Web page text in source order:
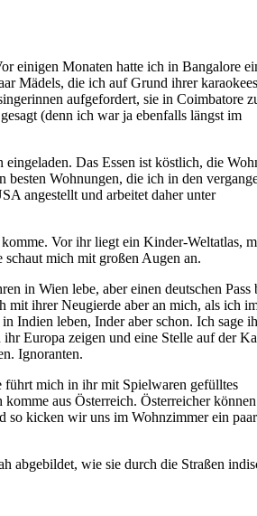
einigen Monaten hatte ich in Bangalore
Mädels, die ich auf Grund ihrer
aufgefordert, sie in Coimbatore
(denn ich war ja ebenfalls längst im
Das Essen ist köstlich, die
Wohnungen, die ich in den
angestellt und arbeitet daher unter
Vor ihr liegt ein Kinder-Weltatlas,
mich mit großen Augen an.
in Wien lebe, aber einen deutschen Pass
mit ihrer Neugierde aber an mich, als ich
Indien leben, Inder aber schon. Ich sage
Europa zeigen und eine Stelle auf der
Ignoranten.
mich in ihr mit Spielwaren gefülltes
aus Österreich. Österreicher
so kicken wir uns im Wohnzimmer ein
abgebildet, wie sie durch die Straßen